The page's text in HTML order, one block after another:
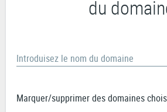
du
Introduisez le nom du domaine
Marquer/supprimer des domaines